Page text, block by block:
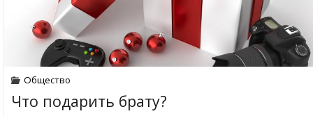
Общество
Что подарить брату?